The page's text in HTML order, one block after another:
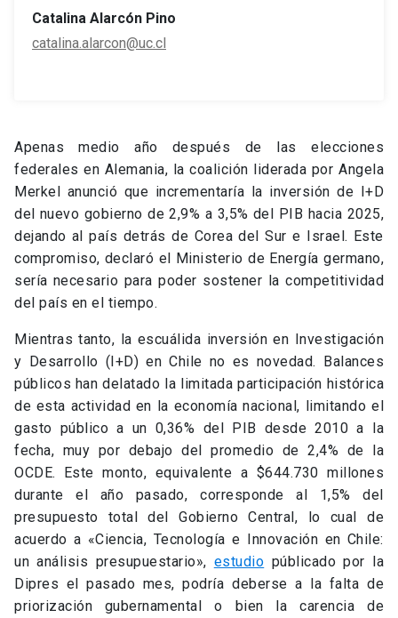
Catalina Alarcón Pino
catalina.alarcon@uc.cl
Apenas medio año después de las elecciones
federales en Alemania, la coalición liderada por Angela
Merkel anunció que incrementaría la inversión de I+D
del nuevo gobierno de 2,9% a 3,5% del PIB hacia 2025,
dejando al país detrás de Corea del Sur e Israel. Este
compromiso, declaró el Ministerio de Energía germano,
sería necesario para poder sostener la competitividad
del país en el tiempo.
Mientras tanto, la escuálida inversión en Investigación
y Desarrollo (I+D) en Chile no es novedad. Balances
públicos han delatado la limitada participación histórica
de esta actividad en la economía nacional, limitando el
gasto público a un 0,36% del PIB desde 2010 a la
fecha, muy por debajo del promedio de 2,4% de la
OCDE. Este monto, equivalente a $644.730 millones
durante el año pasado, corresponde al 1,5% del
presupuesto total del Gobierno Central, lo cual de
acuerdo a «Ciencia, Tecnología e Innovación en Chile:
un análisis presupuestario», estudio públicado por la
Dipres el pasado mes, podría deberse a la falta de
priorización gubernamental o bien la carencia de